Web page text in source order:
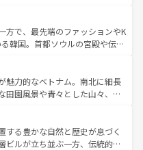
ハワイ情報
てほしい。
しており、サーフィンやダイ
アウトドア好きにはたまらな
な魅力を存分に味わいつくそ
る台湾東部など、都市の喧騒
おり、訪れる人に新しい発見と
また、奥深い台湾の食文化も魅
など、バラエティ豊かな料理
新着の台湾情報は コンテンツ一覧を参
方で、最先端のファッションやK
韓国。首都ソウルの宮殿や伝統
折々の自然美を楽しむことが
焼肉、絶品のストリートフード
が待っている。夜には、韓国な
の多彩な魅力を心ゆくまで味
ほしい。 なお、新着の韓国情報はコンテンツ一
魅力的なベトナム。南北に細長
田園風景や青々とした山々、世
く。ハノイの古い町並みやホ
時代の建物も、独特の雰囲気を
ラエティの豊かさとおいしさで
する豊かな自然と歴史が息づく
ビルが立ち並ぶ一方、伝統的な